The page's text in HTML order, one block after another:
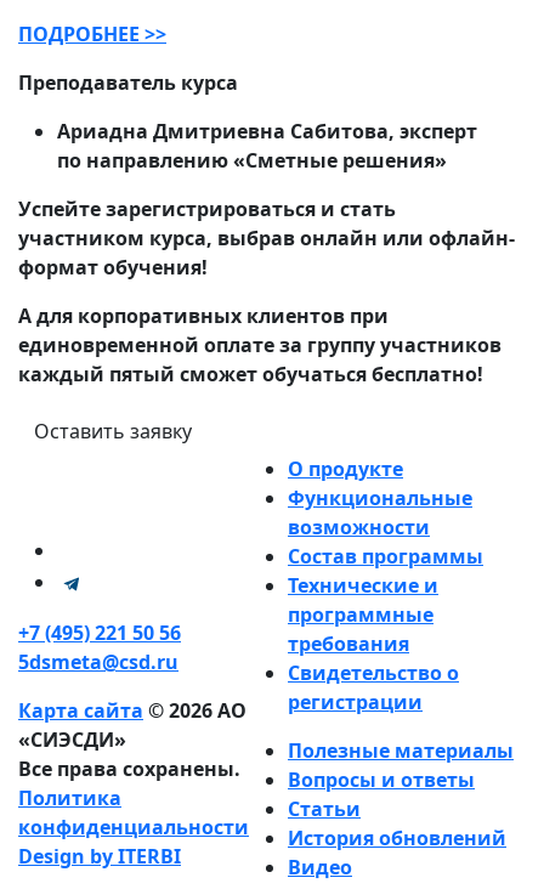
ПОДРОБНЕЕ >>
Преподаватель курса
Ариадна Дмитриевна Сабитова, эксперт
по направлению «Сметные решения»
Успейте зарегистрироваться и стать
участником курса, выбрав онлайн или офлайн-
формат обучения!
А для корпоративных клиентов при
единовременной оплате за группу участников
каждый пятый сможет обучаться бесплатно!
Оставить заявку
+7 (495) 221 50 56
5dsmeta@csd.ru
Карта сайта © 2026 АО
«СИЭСДИ»
Все права сохранены.
Политика
конфиденциальности
Design by ITERBI
О продукте
Функциональные
возможности
Состав программы
Технические и
программные
требования
Свидетельство о
регистрации
Полезные материалы
Вопросы и ответы
Статьи
История обновлений
Видео